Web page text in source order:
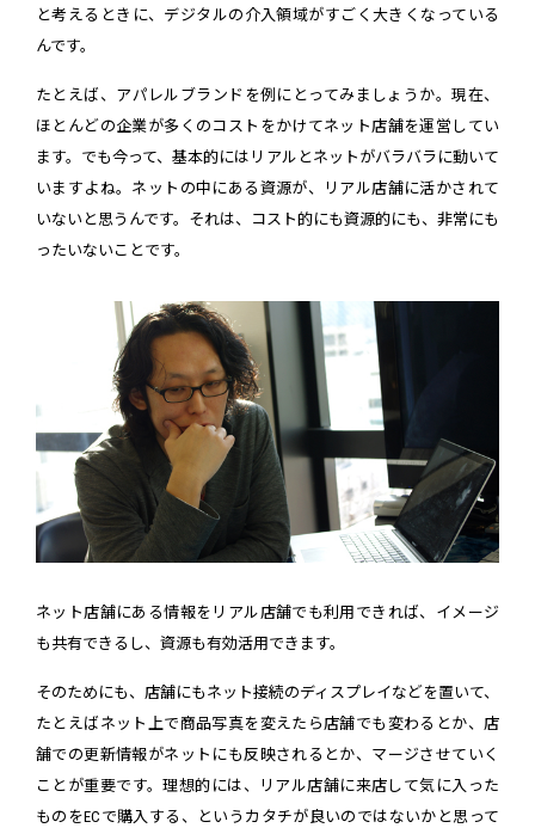
と考えるときに、デジタルの介入領域がすごく大きくなっている
んです。
たとえば、アパレルブランドを例にとってみましょうか。現在、
ほとんどの企業が多くのコストをかけてネット店舗を運営してい
ます。でも今って、基本的にはリアルとネットがバラバラに動いて
いますよね。ネットの中にある資源が、リアル店舗に活かされて
いないと思うんです。それは、コスト的にも資源的にも、非常にも
ったいないことです。
ネット店舗にある情報をリアル店舗でも利用できれば、イメージ
も共有できるし、資源も有効活用できます。
そのためにも、店舗にもネット接続のディスプレイなどを置いて、
たとえばネット上で商品写真を変えたら店舗でも変わるとか、店
舗での更新情報がネットにも反映されるとか、マージさせていく
ことが重要です。理想的には、リアル店舗に来店して気に入った
ものをECで購入する、というカタチが良いのではないかと思って